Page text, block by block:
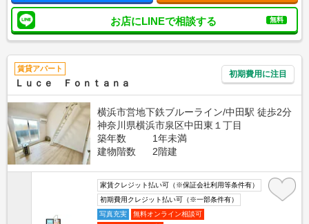
お店にLINEで相談する 無料
賃貸アパート
Ｌｕｃｅ Ｆｏｎｔａｎａ
初期費用に注目
横浜市営地下鉄ブルーライン/中田駅 徒歩2分
神奈川県横浜市泉区中田東１丁目
築年数
1年未満
建物階数
2階建
家賃クレジット払い可（※保証会社利用等条件有）
初期費用クレジット払い可（※一部条件有）
写真充実
無料オンライン相談可